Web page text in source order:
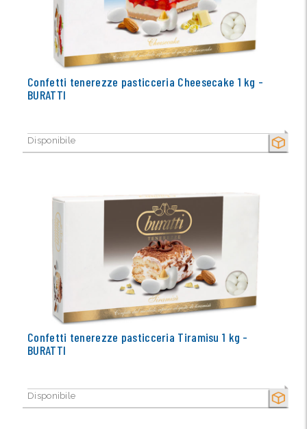
SECCO
Confetti tenerezze pasticceria Cheesecake 1 kg -
BURATTI
Disponibile
SECCO
Confetti tenerezze pasticceria Tiramisu 1 kg -
BURATTI
Disponibile